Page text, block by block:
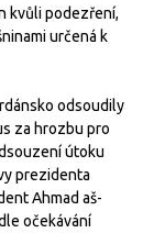
kvůli podezření,
určená k
odsoudily
za hrozbu pro
útoku
prezidenta
Ahmad aš-
očekávání